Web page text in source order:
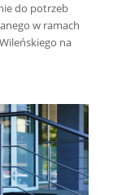
do potrzeb
w ramach
na